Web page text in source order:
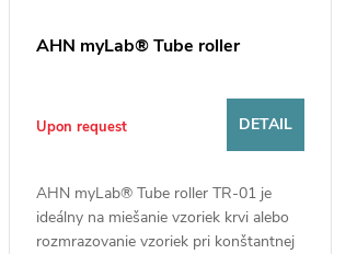
AHN myLab® Tube roller
Upon request DETAIL
AHN myLab® Tube roller TR-01 je
ideálny na miešanie vzoriek krvi alebo
rozmrazovanie vzoriek pri konštantnej